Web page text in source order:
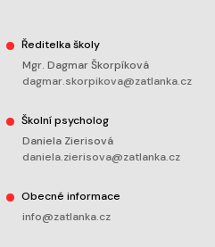
Ředitelka školy
Mgr. Dagmar Škorpíková
dagmar.skorpikova@zatlanka.cz
Školní psycholog
Daniela Zierisová
daniela.zierisova@zatlanka.cz
Obecné informace
info@zatlanka.cz